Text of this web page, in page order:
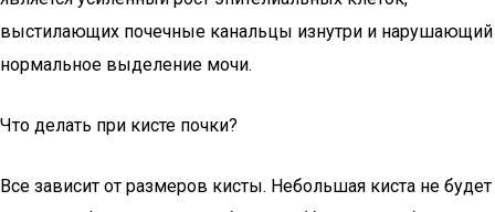
выстилающих почечные канальцы изнутри и нарушающий
нормальное выделение мочи.
Что делать при кисте почки?
Все зависит от размеров кисты. Небольшая киста не будет